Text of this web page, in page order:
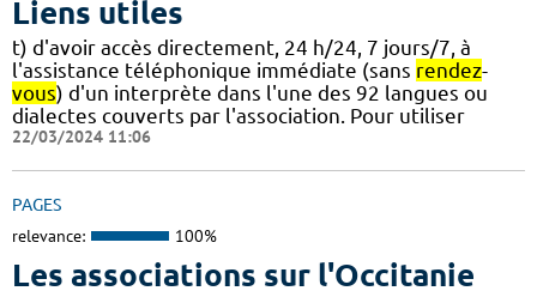
Liens utiles
t) d'avoir accès directement, 24 h/24, 7 jours/7, à
l'assistance téléphonique immédiate (sans rendez-
vous) d'un interprète dans l'une des 92 langues ou
dialectes couverts par l'association. Pour utiliser
22/03/2024 11:06
PAGES
relevance: 100%
Les associations sur l'Occitanie